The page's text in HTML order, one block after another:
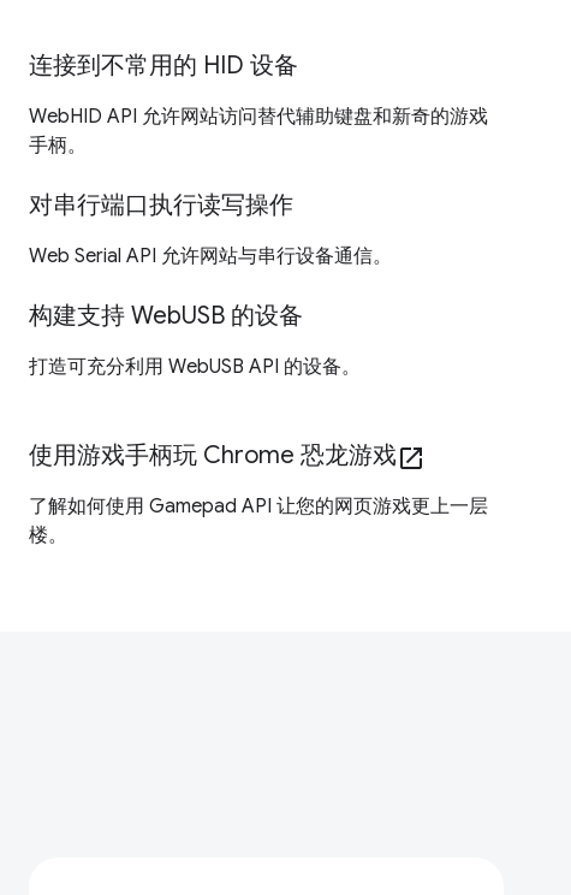
连接到不常用的 HID 设备
WebHID API 允许网站访问替代辅助键盘和新奇的游戏
手柄。
对串行端口执行读写操作
Web Serial API 允许网站与串行设备通信。
构建支持 WebUSB 的设备
打造可充分利用 WebUSB API 的设备。
使用游戏手柄玩 Chrome 恐龙游戏 open_in_new
了解如何使用 Gamepad API 让您的网页游戏更上一层
楼。